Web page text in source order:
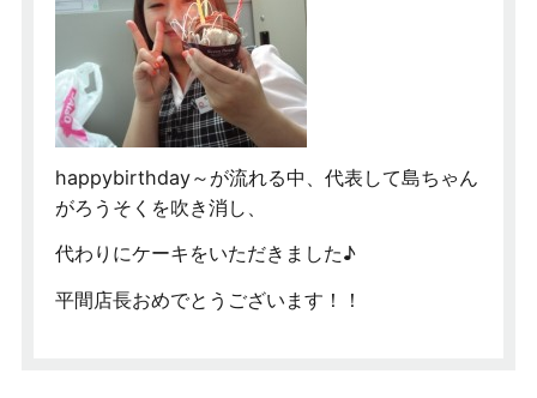
happybirthday～が流れる中、代表して島ちゃん
がろうそくを吹き消し、
代わりにケーキをいただきました♪
平間店長おめでとうございます！！